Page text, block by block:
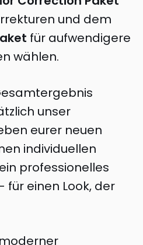
und dem
für aufwendigere
wählen.
unser
eurer neuen
individuellen
professionelles
für einen Look, der